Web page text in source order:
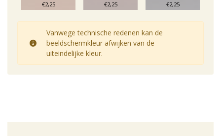
€2,25 €2,25 €2,25
Vanwege technische redenen kan de
beeldschermkleur afwijken van de
uiteindelijke kleur.